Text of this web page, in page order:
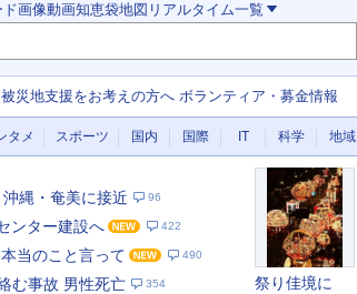
画像動画知恵袋地図 リアルタイム一覧
被災地支援をお考えの方へ ボランティア・募金情報
タメ スポーツ 国内 国際 IT 科学 地域
縄・奄美に接近 96
ンター建設へ 422
当のこと言って 490
む事故 男性死亡 354 祭り佳境に